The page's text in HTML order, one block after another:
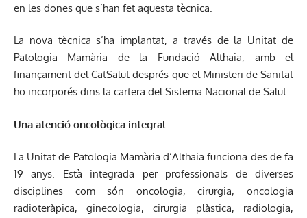
en les dones que s’han fet aquesta tècnica.
La nova tècnica s’ha implantat, a través de la Unitat de
Patologia Mamària de la Fundació Althaia, amb el
finançament del CatSalut després que el Ministeri de Sanitat
ho incorporés dins la cartera del Sistema Nacional de Salut.
Una atenció oncològica integral
La Unitat de Patologia Mamària d’Althaia funciona des de fa
19 anys. Està integrada per professionals de diverses
disciplines com són oncologia, cirurgia, oncologia
radioteràpica, ginecologia, cirurgia plàstica, radiologia,